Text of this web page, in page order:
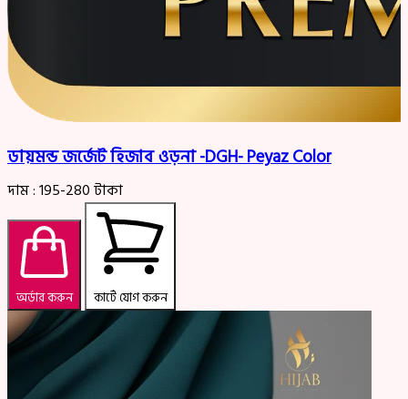
ডায়মন্ড জর্জেট হিজাব ওড়না -DGH- Peyaz Color
দাম :195-280টাকা
অর্ডার করুন কার্টে যোগ করুন